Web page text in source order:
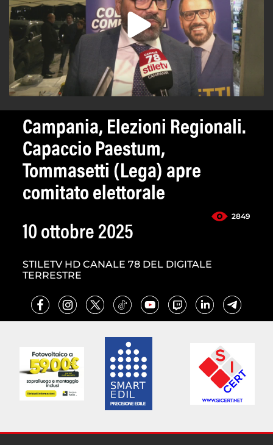
Campania, Elezioni Regionali.
Capaccio Paestum,
Tommasetti (Lega) apre
comitato elettorale
2849
10 ottobre 2025
STILETV HD CANALE 78 DEL DIGITALE
TERRESTRE